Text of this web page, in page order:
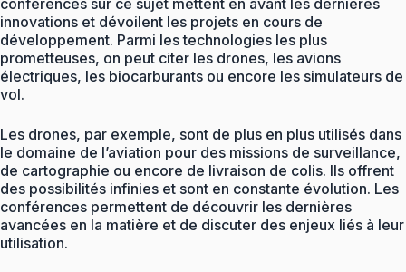
innovations et dévoilent les projets en cours de
développement. Parmi les technologies les plus
prometteuses, on peut citer les drones, les avions
électriques, les biocarburants ou encore les simulateurs de
vol.
Les drones, par exemple, sont de plus en plus utilisés dans
le domaine de l’aviation pour des missions de surveillance,
de cartographie ou encore de livraison de colis. Ils offrent
des possibilités infinies et sont en constante évolution. Les
conférences permettent de découvrir les dernières
avancées en la matière et de discuter des enjeux liés à leur
utilisation.